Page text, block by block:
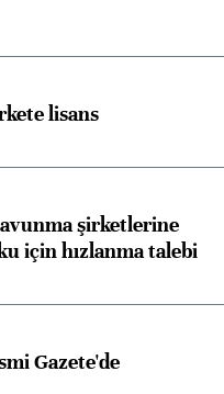
lisans
şirketlerine
için hızlanma talebi
Gazete'de